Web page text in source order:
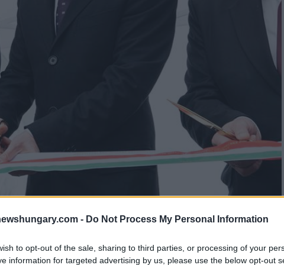
- Do Not Process My Personal Information
to opt-out of the sale, sharing to third parties, or processing of your
information for targeted advertising by us, please use the below opt-out